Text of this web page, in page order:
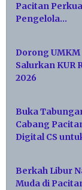
Pacitan
Pengelola…
Dorong
Salurkan KUR
2026
Buka
Cabang
Digital CS
Berkah Libur
Muda di